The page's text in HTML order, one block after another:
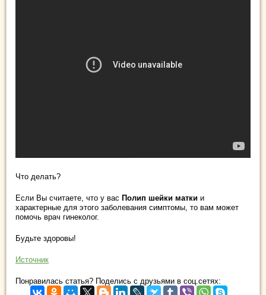
Что делать?
Если Вы считаете, что у вас Полип шейки матки и
характерные для этого заболевания симптомы, то вам может
помочь врач гинеколог.
Будьте здоровы!
Источник
Понравилась статья? Поделись с друзьями в соц.сетях: